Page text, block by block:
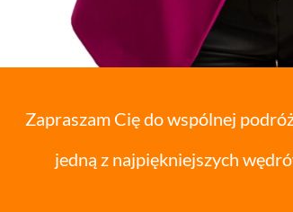
Zapraszam Cię do wspólnej
jedną z najpiękniejszych